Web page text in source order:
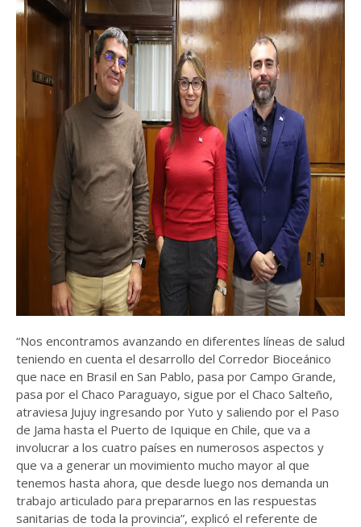
“Nos encontramos avanzando en diferentes líneas de salud
teniendo en cuenta el desarrollo del Corredor Bioceánico
que nace en Brasil en San Pablo, pasa por Campo Grande,
pasa por el Chaco Paraguayo, sigue por el Chaco Salteño,
atraviesa Jujuy ingresando por Yuto y saliendo por el Paso
de Jama hasta el Puerto de Iquique en Chile, que va a
involucrar a los cuatro países en numerosos aspectos y
que va a generar un movimiento mucho mayor al que
tenemos hasta ahora, que desde luego nos demanda un
trabajo articulado para prepararnos en las respuestas
sanitarias de toda la provincia”, explicó el referente de